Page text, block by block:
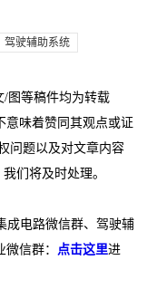
驾驶辅助系统
/图等稿件均为转载
意味着赞同其观点或证
问题以及对文章内容
们将及时处理。
成电路微信群、驾驶辅
信群：
点击这里进